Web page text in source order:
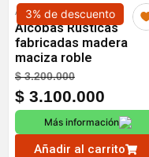
3% de descuento
Alcobas
Alcobas Rústicas
fabricadas madera
maciza roble
$3.200.000Original
price
was:
$
$ 3.100.000
is:
$
Más información
Añadir al carrito